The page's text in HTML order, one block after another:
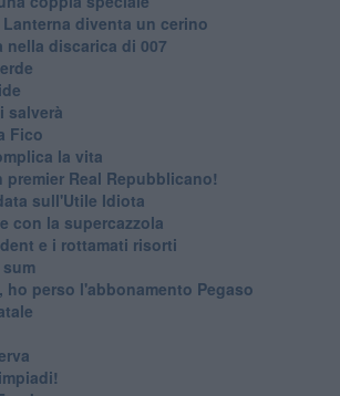
diventa un cerino
nella discarica di 007
salverà
Fico
la vita
Real Repubblicano!
sull'Utile Idiota
con la supercazzola
e i rottamati risorti
ho perso l'abbonamento Pegaso